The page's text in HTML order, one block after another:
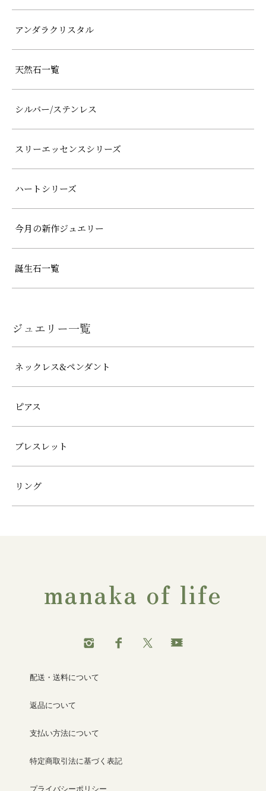
アンダラクリスタル
天然石一覧
シルバー/ステンレス
スリーエッセンスシリーズ
ハートシリーズ
今月の新作ジュエリー
誕生石一覧
ジュエリー一覧
ネックレス&ペンダント
ピアス
ブレスレット
リング
manaka of life
配送・送料について
返品について
支払い方法について
特定商取引法に基づく表記
プライバシーポリシー